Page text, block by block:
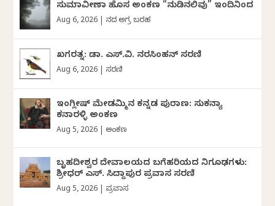
ಸುಮಾವೀಣಾ ಹೊಸ ಅಂಕಣ “ನುಡಿನಲಿವು” ಇಂದಿನಿಂದ
Aug 6, 2026 ದಿನದ ಅಗ್ರ ಬರಹ
ಖಗರತ್ನ: ಡಾ. ಎಸ್.ವಿ. ನರಸಿಂಹನ್‌‌ ಸರಣಿ
Aug 6, 2026 ಸರಣಿ
ಇಂಗ್ಲೀಷ್ ಮೇಡಮ್ಮಿನ ಕನ್ನಡ ಪುರಾಣ: ಸುಕನ್ಯಾ
ಕನಾರಳ್ಳಿ ಅಂಕಣ
Aug 5, 2026 ಅಂಕಣ
ಬೃಹದೀಶ್ವರ ದೇವಾಲಯದ ಬಗೆಹರಿಯದ ನಿಗೂಢಗಳು:
ಶ್ರೀಧರ್‌ ಎಸ್.‌ ಸಿದ್ದಾಪುರ ಪ್ರವಾಸ ಸರಣಿ
Aug 5, 2026 ಪ್ರವಾಸ